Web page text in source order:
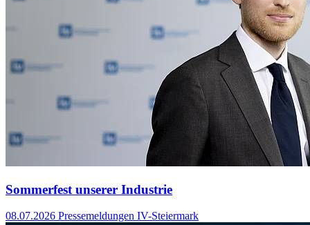
Sommerfest unserer Industrie
08.07.2026 Pressemeldungen IV-Steiermark